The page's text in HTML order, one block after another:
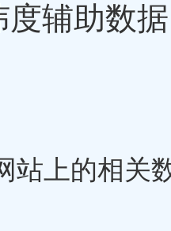
度辅助数
站上的相关